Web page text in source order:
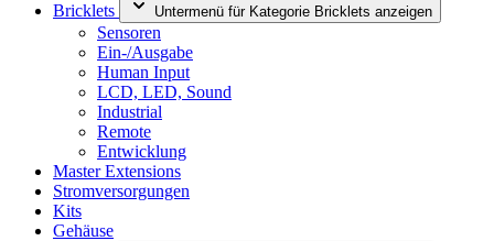
Bricklets
Untermenü für Kategorie Bricklets anzeigen
Sensoren
Ein-/Ausgabe
Human Input
LCD, LED, Sound
Industrial
Remote
Entwicklung
Master Extensions
Stromversorgungen
Kits
Gehäuse